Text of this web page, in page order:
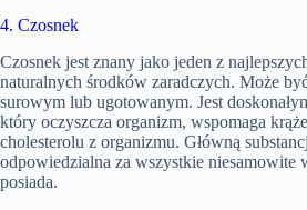
4. Czosnek
Czosnek jest znany jako jeden z
naturalnych środków zaradczych. Może
surowym lub ugotowanym. Jest
który oczyszcza organizm, wspomaga
cholesterolu z organizmu. Główną
odpowiedzialna za wszystkie niesamowite
posiada.